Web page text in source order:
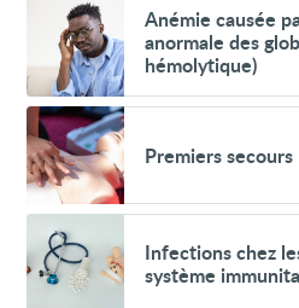
hyperactivité
glandes
parathyroïdes
(hyperparathyroïdie)
Anémie
causée
la
destruction
anormale
des
globules
rouges
(anémie
hémolytique)
Anémie causée
anormale des
hémolytique)
Voir
Premiers
secours
Premiers secours
Voir
Infections
chez
les
Infections chez
système